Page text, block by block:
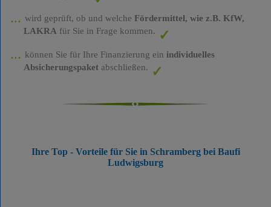
wird geprüft, ob und welche Fördermittel, wie z.B. KfW,
LAKRA für Sie in Frage kommen.
können Sie für Ihre Finanzierung ein individuelles
Absicherungspaketabschließen.
Ihre Top - Vorteile für Sie in Schramberg bei Baufi
Ludwigsburg